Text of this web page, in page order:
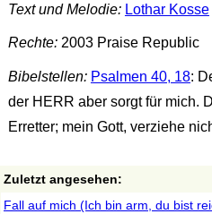
Text und Melodie: Lothar Kosse
Rechte:2003 Praise Republic
Bibelstellen: Psalmen 40, 18:
der HERR aber sorgt für mich.
Erretter; mein Gott, verziehe
Zuletzt angesehen:
Fall auf mich (Ich bin arm, du bist